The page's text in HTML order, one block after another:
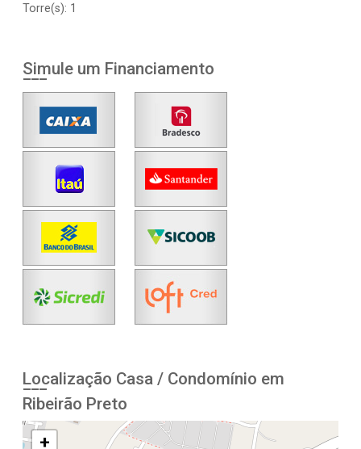
Torre(s): 1
Simule um Financiamento
Localização Casa / Condomínio em
Ribeirão Preto
+